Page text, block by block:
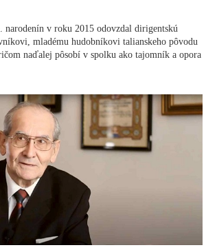
v roku 2015 odovzdal dirigentskú
mladému hudobníkovi talianskeho pôvodu
naďalej pôsobí v spolku ako tajomník a opora